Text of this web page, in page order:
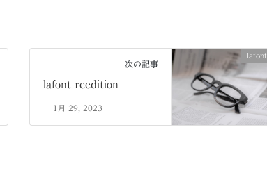
lafont
次の記事
lafont reedition
1月 29, 2023